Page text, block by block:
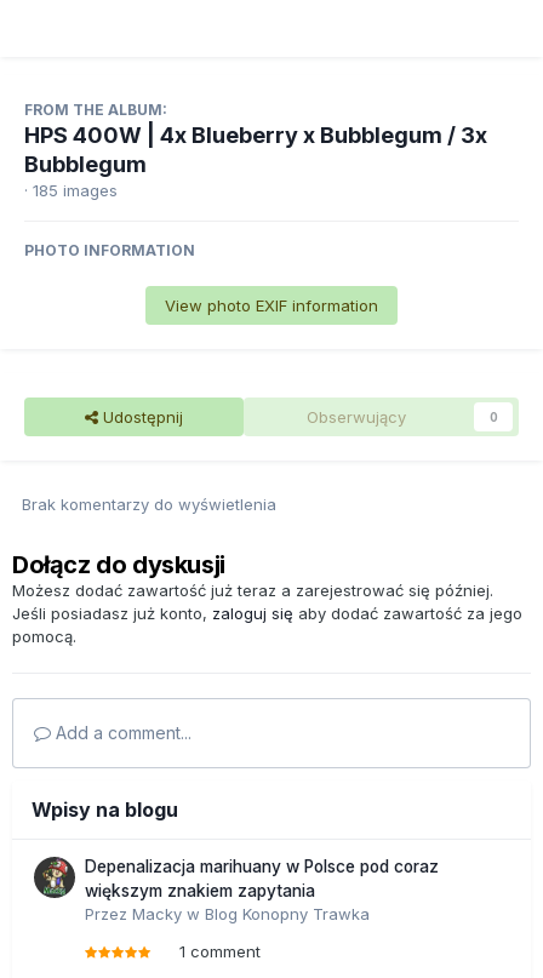
FROM THE ALBUM:
HPS 400W | 4x Blueberry x Bubblegum / 3x
Bubblegum
· 185 images
PHOTO INFORMATION
View photo EXIF information
Udostępnij Obserwujący 0
Brak komentarzy do wyświetlenia
Dołącz do dyskusji
Możesz dodać zawartość już teraz a zarejestrować się później.
Jeśli posiadasz już konto, zaloguj się aby dodać zawartość za jego
pomocą.
Add a comment...
Wpisy na blogu
Depenalizacja marihuany w Polsce pod coraz
większym znakiem zapytania
Przez Macky w Blog Konopny Trawka
1 comment